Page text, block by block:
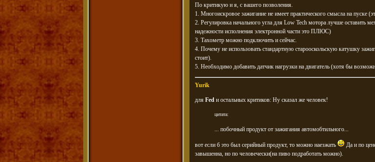
По критикую и я, с вашего позволения.
1. Многоискровое зажигание не имеет практического смысла на пуске
2. Регулировка начального угла для Low Tech мотора лучше оставить
надежности исполнения электронной части это ПЛЮС)
3. Тахометр можно подключить и сейчас.
4. Почему не использовать стандартную старооскольскую катушку
стоит).
5. Необходимо добавить датчик нагрузки на двигатель (хотя бы
Yurik
для Fed и остальных критиков: Ну сказал же человек!
цитата:
... побочный продукт от зажигания автомобтильного...
вот если б это был серийный продукт, то можно наезжать
Да и по
завышенна, но по человечески(на пиво подработать можно).